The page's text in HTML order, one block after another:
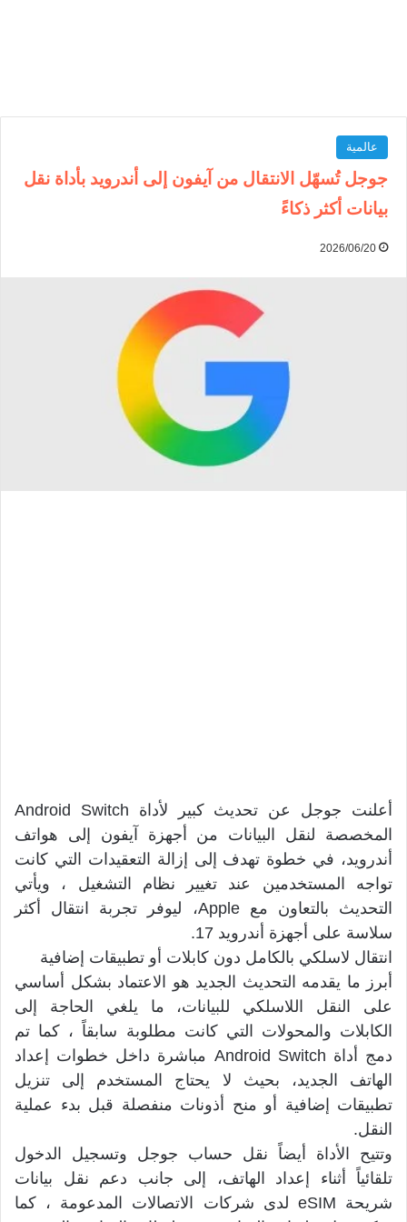
عالمية
جوجل تُسهّل الانتقال من آيفون إلى أندرويد بأداة نقل
بيانات أكثر ذكاءً
2026/06/20
أعلنت جوجل عن تحديث كبير لأداة Android Switch
المخصصة لنقل البيانات من أجهزة آيفون إلى هواتف
أندرويد، في خطوة تهدف إلى إزالة التعقيدات التي كانت
تواجه المستخدمين عند تغيير نظام التشغيل ، ويأتي
التحديث بالتعاون مع Apple، ليوفر تجربة انتقال أكثر
سلاسة على أجهزة أندرويد 17.
انتقال لاسلكي بالكامل دون كابلات أو تطبيقات إضافية
أبرز ما يقدمه التحديث الجديد هو الاعتماد بشكل أساسي
على النقل اللاسلكي للبيانات، ما يلغي الحاجة إلى
الكابلات والمحولات التي كانت مطلوبة سابقاً ، كما تم
دمج أداة Android Switch مباشرة داخل خطوات إعداد
الهاتف الجديد، بحيث لا يحتاج المستخدم إلى تنزيل
تطبيقات إضافية أو منح أذونات منفصلة قبل بدء عملية
النقل.
وتتيح الأداة أيضاً نقل حساب جوجل وتسجيل الدخول
تلقائياً أثناء إعداد الهاتف، إلى جانب دعم نقل بيانات
شريحة eSIM لدى شركات الاتصالات المدعومة ، كما